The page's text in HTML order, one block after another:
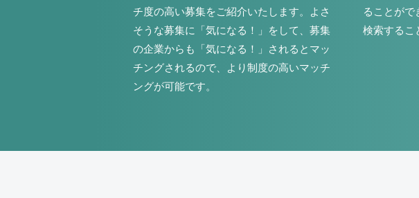
チ度の高い募集をご紹介いたします。よさ
そうな募集に「気になる！」をして、募集
の企業からも「気になる！」されるとマッ
チングされるので、より制度の高いマッチ
ングが可能です。
ることがで
検索するこ